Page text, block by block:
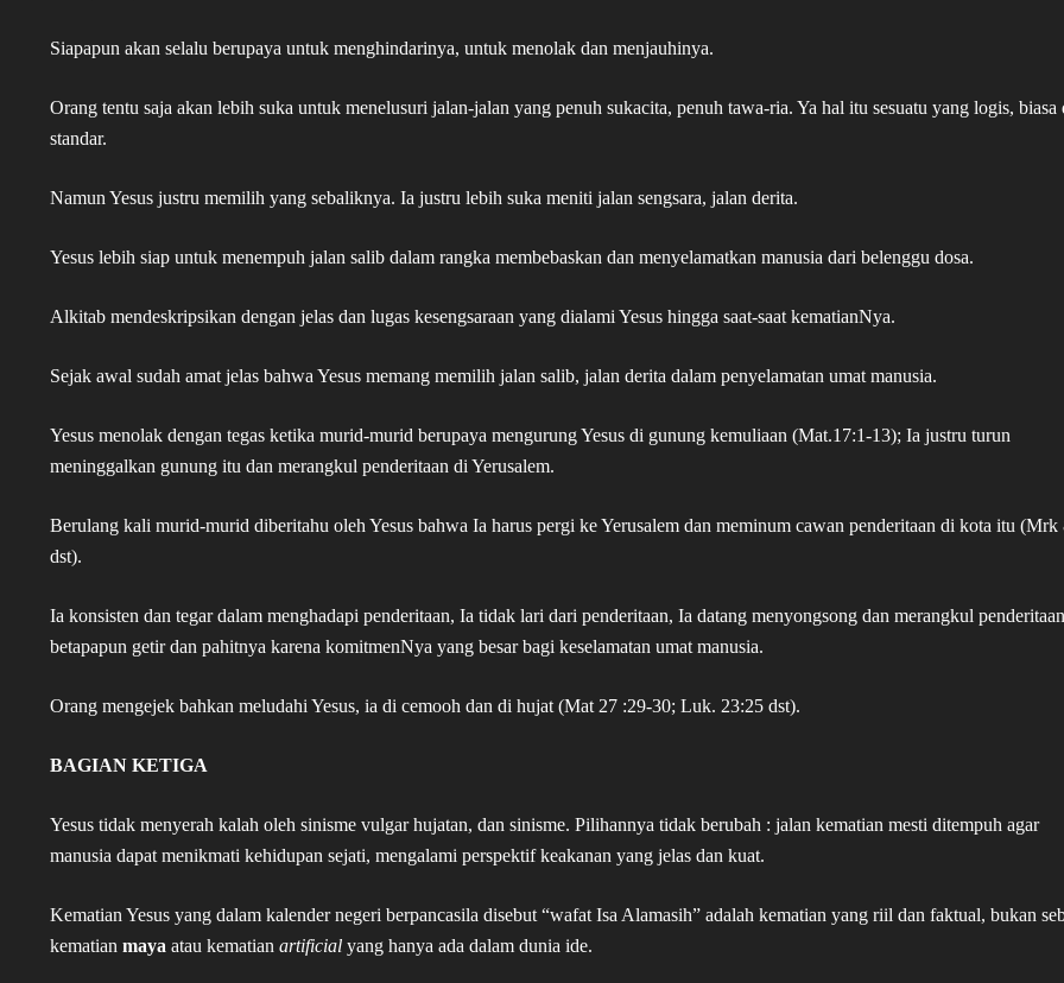
Siapapun akan selalu berupaya untuk menghindarinya, untuk menolak dan menjauhinya.
Orang tentu saja akan lebih suka untuk menelusuri jalan-jalan yang penuh sukacita, penuh tawa-ria. Ya hal itu sesuatu yang logis, biasa
standar.
Namun Yesus justru memilih yang sebaliknya. Ia justru lebih suka meniti jalan sengsara, jalan derita.
Yesus lebih siap untuk menempuh jalan salib dalam rangka membebaskan dan menyelamatkan manusia dari belenggu dosa.
Alkitab mendeskripsikan dengan jelas dan lugas kesengsaraan yang dialami Yesus hingga saat-saat kematianNya.
Sejak awal sudah amat jelas bahwa Yesus memang memilih jalan salib, jalan derita dalam penyelamatan umat manusia.
Yesus menolak dengan tegas ketika murid-murid berupaya mengurung Yesus di gunung kemuliaan (Mat.17:1-13); Ia justru turun
meninggalkan gunung itu dan merangkul penderitaan di Yerusalem.
Berulang kali murid-murid diberitahu oleh Yesus bahwa Ia harus pergi ke Yerusalem dan meminum cawan penderitaan di kota itu (Mrk
dst).
Ia konsisten dan tegar dalam menghadapi penderitaan, Ia tidak lari dari penderitaan, Ia datang menyongsong dan merangkul
betapapun getir dan pahitnya karena komitmenNya yang besar bagi keselamatan umat manusia.
Orang mengejek bahkan meludahi Yesus, ia di cemooh dan di hujat (Mat 27 :29-30; Luk. 23:25 dst).
BAGIAN KETIGA
Yesus tidak menyerah kalah oleh sinisme vulgar hujatan, dan sinisme. Pilihannya tidak berubah : jalan kematian mesti ditempuh agar
manusia dapat menikmati kehidupan sejati, mengalami perspektif keakanan yang jelas dan kuat.
Kematian Yesus yang dalam kalender negeri berpancasila disebut “wafat Isa Alamasih” adalah kematian yang riil dan faktual, bukan
kematian maya atau kematian artificial yang hanya ada dalam dunia ide.